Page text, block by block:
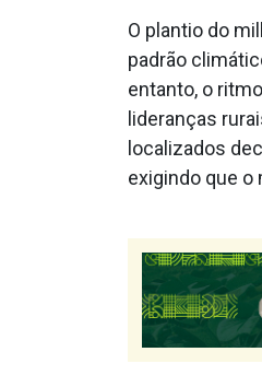
O plantio do
padrão
entanto, o
lideranças
localizados
exigindo que o